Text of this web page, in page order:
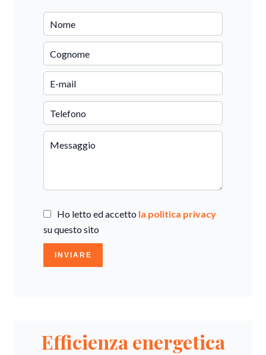
Ho letto ed accetto la politica privacy
su questo sito
INVIARE
Efficienza energetica